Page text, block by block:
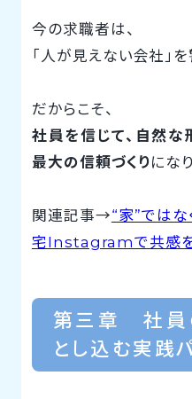
今の求職者は、
「人が見えない会社」を
だからこそ、
社員を信じて、自然な
最大の信頼づくりにな
関連記事→“家”ではな
宅Instagramで共感を
第三章 社員
とし込む実践